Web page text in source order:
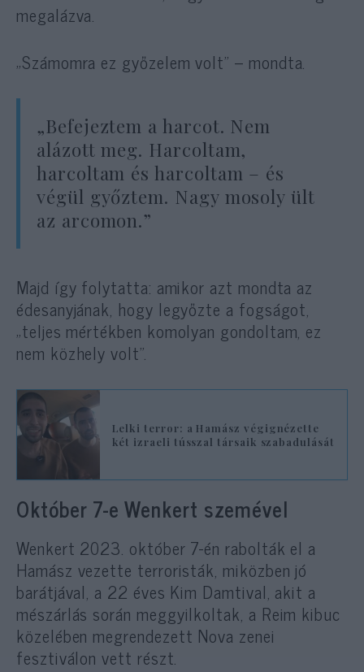
megalázva.
„Számomra ez győzelem volt” – mondta.
„Befejeztem a harcot. Nem
alázott meg. Harcoltam,
harcoltam és harcoltam – és
végül győztem. Nagy mosoly ült
az arcomon.”
Majd így folytatta: amikor azt mondta az
édesanyjának, hogy legyőzte a fogságot,
„teljes mértékben komolyan gondoltam, ez
nem közhely volt”.
Lelki terror: a Hamász végignézette
két izraeli tússzal társaik szabadulását
Október 7-e Wenkert szemével
Wenkert 2023. október 7-én rabolták el a
Hamász vezette terroristák, miközben jó
barátjával, a 22 éves Kim Damtival, akit a
mészárlás során meggyilkoltak, a Reim kibuc
közelében megrendezett Nova zenei
fesztiválon vett részt.